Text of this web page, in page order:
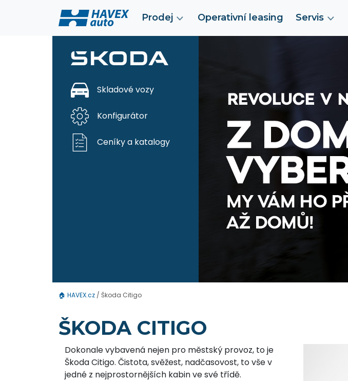
Prodej Operativní leasing Servis
Skladové vozy
Konfigurátor
Ceníky a katalogy
🏠 HAVEX.cz / Škoda Citigo
ŠKODA CITIGO
Dokonale vybavená nejen pro městský provoz, to je
Škoda Citigo. Čistota, svěžest, nadčasovost, to vše v
jedné z nejprostornějších kabin ve své třídě.